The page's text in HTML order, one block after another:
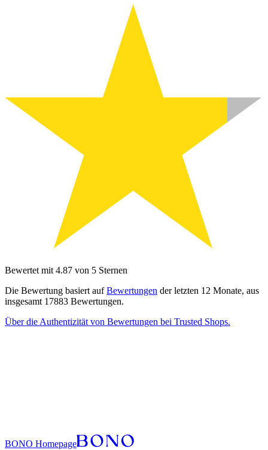
Bewertet mit 4.87 von 5 Sternen
Die Bewertung basiert aufBewertungen der letzten 12 Monate, aus
insgesamt 17883 Bewertungen.
Über die Authentizität von Bewertungen bei Trusted Shops.
BONO Homepage